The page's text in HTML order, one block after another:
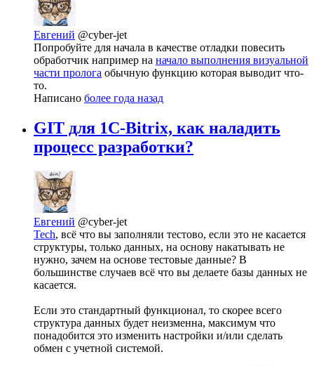
Евгений @cyber-jet
Попробуйте для начала в качестве отладки повесить
обработчик например на начало выполнения визуальной
части пролога обычную функцию которая выводит что-
то.
Написано более года назад
GIT для 1C-Bitrix, как наладить
процесс разработки?
Евгений @cyber-jet
Tech, всё что вы заполняли тестово, если это не касается
структуры, только данных, на основу накатывать не
нужно, зачем на основе тестовые данные? В
большинстве случаев всё что вы делаете базы данных не
касается.
Если это стандартный функционал, то скорее всего
структура данных будет неизменна, максимум что
понадобится это изменить настройки и/или сделать
обмен с учетной системой.